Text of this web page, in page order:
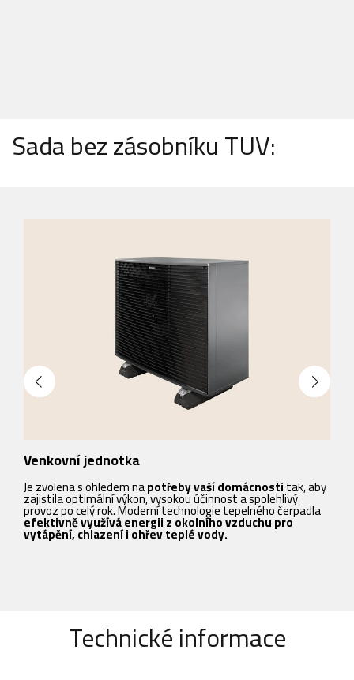
Sada bez zásobníku TUV:
Venkovní jednotka
Je zvolena s ohledem napotřeby vaší domácnostitak, aby
zajistila optimální výkon, vysokou účinnost a spolehlivý
provoz po celý rok. Moderní technologie tepelného čerpadla
efektivně využívá energii z okolního vzduchu pro
vytápění, chlazení i ohřev teplé vody.
Technické informace